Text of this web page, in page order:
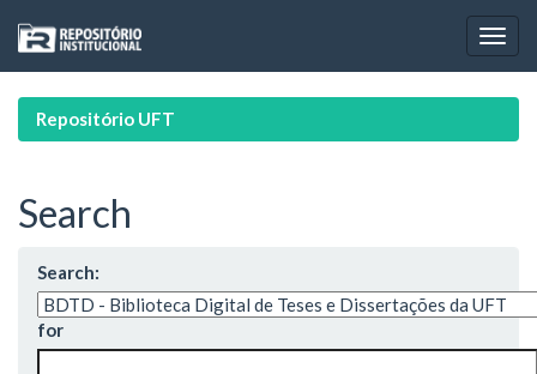
navigation
Repositório UFT
Search
Search:
for